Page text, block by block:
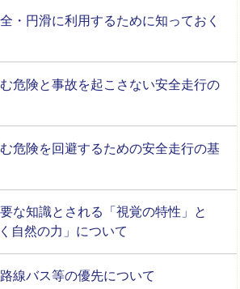
・円滑に利用するために知っておく
危険と事故を起こさない安全走行の
危険を回避するための安全走行の基
な知識とされる「視覚の特性」と
自然の力」について
線バス等の優先について